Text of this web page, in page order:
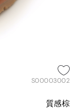
S00003002
質感棕